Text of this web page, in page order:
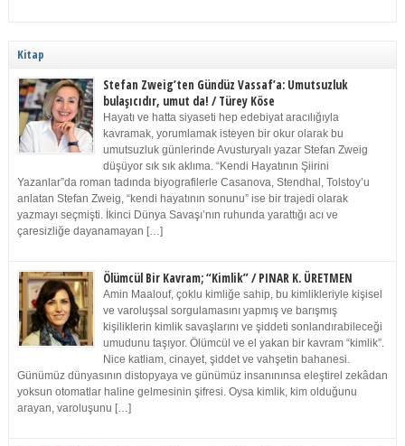
Kitap
Stefan Zweig’ten Gündüz Vassaf’a: Umutsuzluk
bulaşıcıdır, umut da! / Türey Köse
Hayatı ve hatta siyaseti hep edebiyat aracılığıyla
kavramak, yorumlamak isteyen bir okur olarak bu
umutsuzluk günlerinde Avusturyalı yazar Stefan Zweig
düşüyor sık sık aklıma. “Kendi Hayatının Şiirini
Yazanlar”da roman tadında biyografilerle Casanova, Stendhal, Tolstoy’u
anlatan Stefan Zweig, “kendi hayatının sonunu” ise bir trajedi olarak
yazmayı seçmişti. İkinci Dünya Savaşı’nın ruhunda yarattığı acı ve
çaresizliğe dayanamayan […]
Ölümcül Bir Kavram; “Kimlik” / PINAR K. ÜRETMEN
Amin Maalouf, çoklu kimliğe sahip, bu kimlikleriyle kişisel
ve varoluşsal sorgulamasını yapmış ve barışmış
kişiliklerin kimlik savaşlarını ve şiddeti sonlandırabileceği
umudunu taşıyor. Ölümcül ve el yakan bir kavram “kimlik”.
Nice katliam, cinayet, şiddet ve vahşetin bahanesi.
Günümüz dünyasının distopyaya ve günümüz insanınınsa eleştirel zekâdan
yoksun otomatlar haline gelmesinin şifresi. Oysa kimlik, kim olduğunu
arayan, varoluşunu […]